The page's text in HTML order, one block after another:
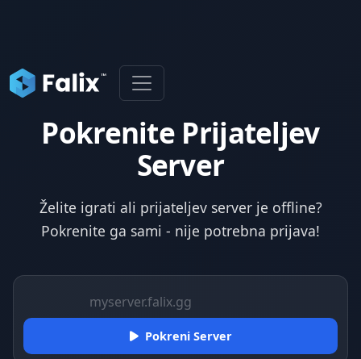
Pokrenite Prijateljev
Server
Želite igrati ali prijateljev server je offline?
Pokrenite ga sami - nije potrebna prijava!
Pokreni Server